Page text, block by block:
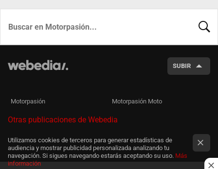
SUBIR
Motorpasión Motorpasión Moto
Otras publicaciones de Webedia
Utilizamos cookies de terceros para generar estadísticas de
audiencia y mostrar publicidad personalizada analizando tu
navegación. Si sigues navegando estarás aceptando su uso. Más
información